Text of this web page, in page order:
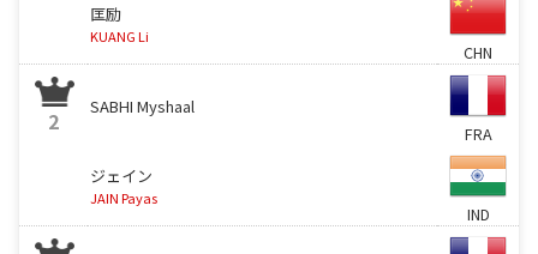
匡励
KUANG Li
CHN
2
SABHI Myshaal
FRA
ジェイン
JAIN Payas
IND